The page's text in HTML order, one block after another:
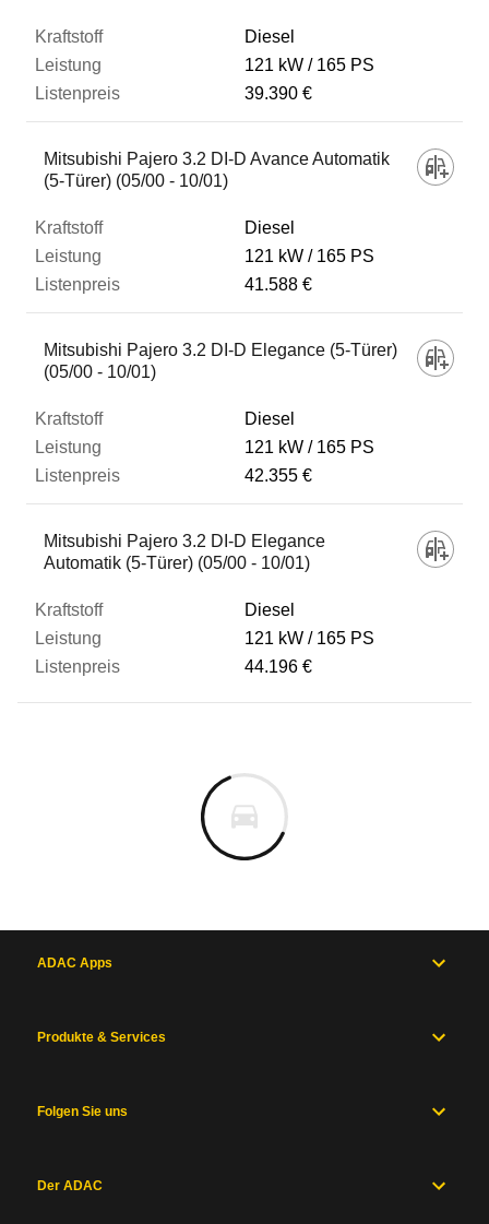
Diesel
121 kW
165 PS
39.390 €
Mitsubishi Pajero 3.2 DI-D Avance Automatik
(5-Türer) (05/00 - 10/01)
Diesel
121 kW
165 PS
41.588 €
Mitsubishi Pajero 3.2 DI-D Elegance (5-Türer)
(05/00 - 10/01)
Diesel
121 kW
165 PS
42.355 €
Mitsubishi Pajero 3.2 DI-D Elegance
Automatik (5-Türer) (05/00 - 10/01)
Diesel
121 kW
165 PS
44.196 €
ADAC Apps
Produkte & Services
Folgen Sie uns
Der ADAC